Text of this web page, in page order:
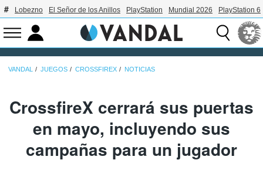
Lobezno El Señor de los Anillos PlayStation Mundial 2026 PlayStation 6
VANDAL JUEGOS CROSSFIREX NOTICIAS
CrossfireX cerrará sus puertas
en mayo, incluyendo sus
campañas para un jugador